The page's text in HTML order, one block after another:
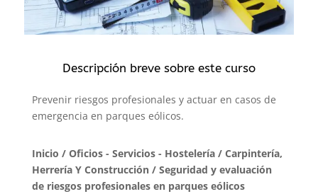
Descripción breve sobre este curso
Prevenir riesgos profesionales y actuar en casos de
emergencia en parques eólicos.
Inicio / Oficios - Servicios - Hostelería/ Carpintería,
Herrería Y Construcción/ Seguridad y evaluación
de riesgos profesionales en parques eólicos